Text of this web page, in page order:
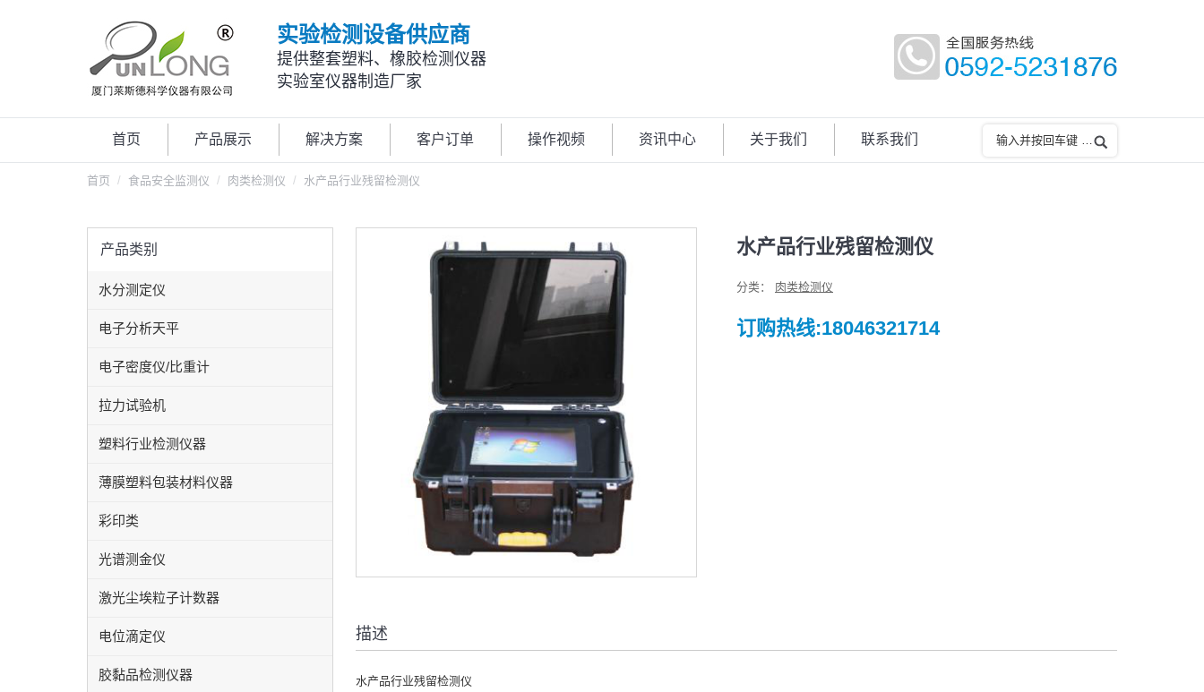
实验检测设备供应商
提供整套塑料、橡胶检测仪器
实验室仪器制造厂家
首页 产品展示 解决方案 客户订单 操作视频 资讯中心 关于我们 联系我们
首页 食品安全监测仪 肉类检测仪 水产品行业残留检测仪
水产品行业残留检测仪
分类： 肉类检测仪
订购热线:18046321714
描述
水产品行业残留检测仪
产品类别
水分测定仪
电子分析天平
电子密度仪/比重计
拉力试验机
塑料行业检测仪器
薄膜塑料包装材料仪器
彩印类
光谱测金仪
激光尘埃粒子计数器
电位滴定仪
胶黏品检测仪器